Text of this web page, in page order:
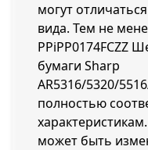
могут
вида. Тем не
PPiPP0174FCZZ
бумаги Sharp
AR5316/5320/
полностью
может быть